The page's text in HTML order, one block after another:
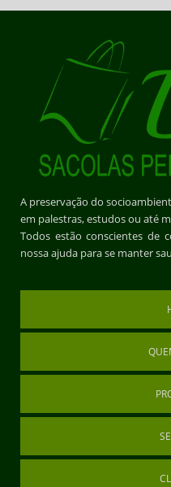
A preservação do
em palestras, estudos ou até
Todos estão conscientes de
nossa ajuda para se manter